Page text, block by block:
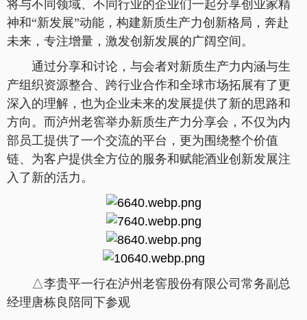
将与不同领域、不同行业的企业们一起分享创业家精
神和“新发展”动能，构建新质生产力创新格局，奔赴
未来，专注增量，激发创新发展的广阔空间。
通过分享和讨论，与会者对新质生产力内涵与生
产组织资源整合、跨行业合作和全球市场拓展有了更
深入的理解，也为企业未来的发展提供了新的思路和
方向。而泸州老窖举办新质生产力分享会，不仅为内
部员工提供了一个交流的平台，更为围绕整个价值
链、为客户提供全方位的服务和赋能酒业创新发展注
入了新的活力。
△李贵平一行在泸州老窖股份有限公司常务副总
经理唐栋良陪同下参观